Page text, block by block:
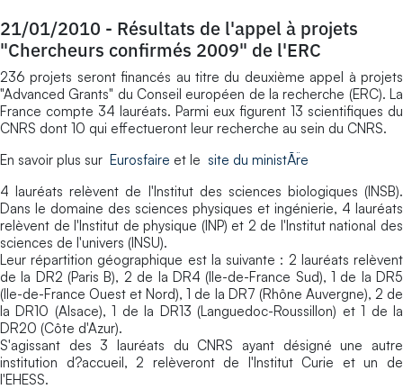
21/01/2010 - Résultats de l'appel à projets
"Chercheurs confirmés 2009" de l'ERC
236 projets seront financés au titre du deuxième appel à projets
"Advanced Grants" du Conseil européen de la recherche (ERC). La
France compte 34 lauréats. Parmi eux figurent 13 scientifiques du
CNRS dont 10 qui effectueront leur recherche au sein du CNRS.
En savoir plus sur Eurosfaire et le site du ministÃ¨re
4 lauréats relèvent de l'Institut des sciences biologiques (INSB).
Dans le domaine des sciences physiques et ingénierie, 4 lauréats
relèvent de l'Institut de physique (INP) et 2 de l'Institut national des
sciences de l'univers (INSU).
Leur répartition géographique est la suivante : 2 lauréats relèvent
de la DR2 (Paris B), 2 de la DR4 (Ile-de-France Sud), 1 de la DR5
(Ile-de-France Ouest et Nord), 1 de la DR7 (Rhône Auvergne), 2 de
la DR10 (Alsace), 1 de la DR13 (Languedoc-Roussillon) et 1 de la
DR20 (Côte d'Azur).
S'agissant des 3 lauréats du CNRS ayant désigné une autre
institution d?accueil, 2 relèveront de l'Institut Curie et un de
l'EHESS.